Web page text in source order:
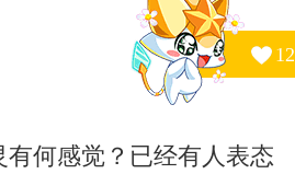
12
有何感觉？已经有人表态